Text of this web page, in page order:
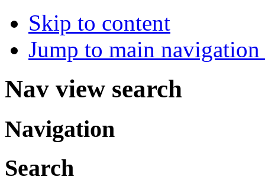
Skip to content
Jump to main
Nav view search
Navigation
Search